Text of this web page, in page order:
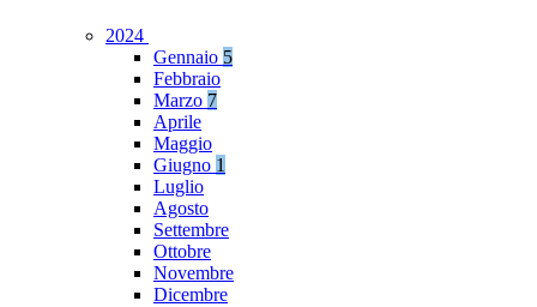
2024
Gennaio 5
Febbraio
Marzo 7
Aprile
Maggio
Giugno 1
Luglio
Agosto
Settembre
Ottobre
Novembre
Dicembre